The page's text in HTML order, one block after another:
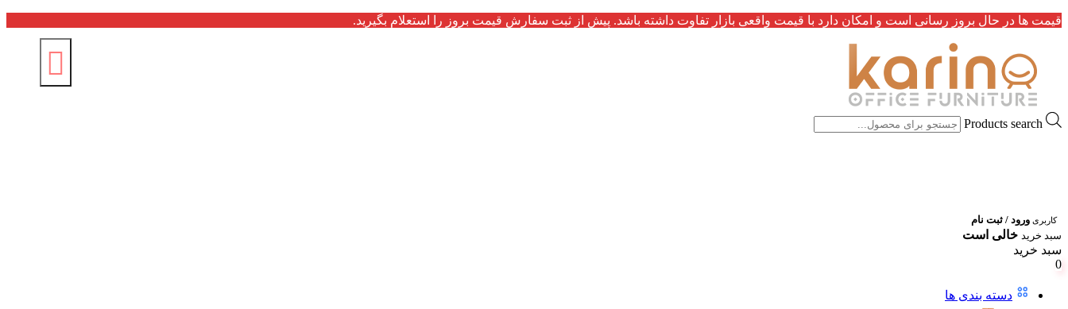
قیمت ها در حال بروز رسانی است و امکان دارد با قیمت واقعی بازار تفاوت داشته باشد. پیش از ثبت سفارش قیمت بروز را استعلام بگیرید.
Products search
کاربری ورود / ثبت نام
سبد خرید خالی است
سبد خرید
0
دسته بندی ها